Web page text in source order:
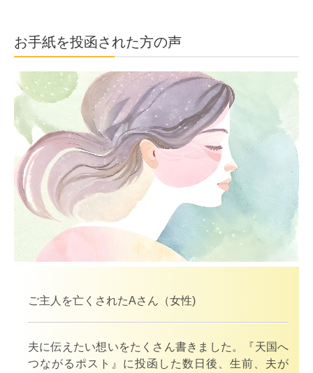
お手紙を投函された方の声
ご主人を亡くされたAさん（女性)
夫に伝えたい想いをたくさん書きました。『天国へ
つながるポスト』に投函した数日後、 生前、夫が